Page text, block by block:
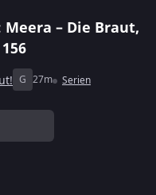
Meera – Die Braut,
G 27m Serien